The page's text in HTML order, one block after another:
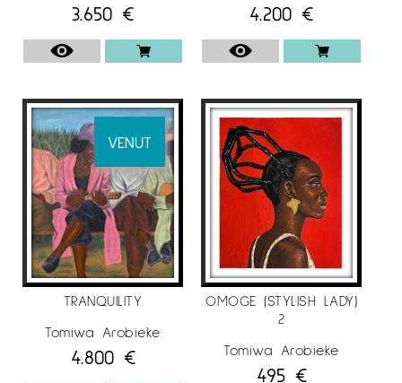
3.650 €
VENUT
TRANQUILITY
Tomiwa Arobieke
4.800 €
4.200 €
OMOGE (STYLISH LADY)
2
Tomiwa Arobieke
495 €